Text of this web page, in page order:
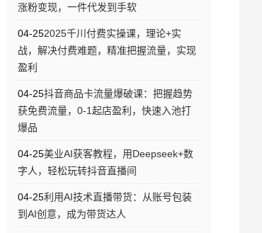
涨粉变现，一件代发到手软
04-252025千川付费实操课，理论+实
战，解决付费难题，精准把握流量，实现
盈利
04-25抖音商品卡流量爆破课：把握趋势
获免费流量，0-1起店盈利，快速入池打
爆品
04-25美业AI获客教程，用Deepseek+数
字人，轻松玩转抖音直播间
04-25利用AI技术直播带货：从账号包装
到AI创意，成为带货达人